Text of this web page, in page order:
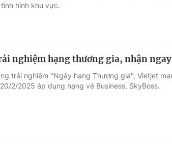
hình khu vực.
nghiệm hạng thương gia, nhận
trải nghiệm "Ngày hạng Thương gia", Vietjet
2/2025 áp dụng hạng vé Business, SkyBoss.